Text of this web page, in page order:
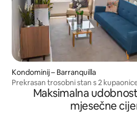
Kondominij – Barranquilla
Prekrasan trosobni stan s 2
Maksimalna
mjesečne